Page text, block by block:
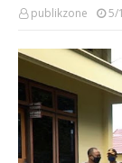
publikzone 5/